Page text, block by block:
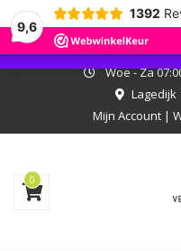
9,6
1392
Woe - Za
Lagedijk
Mijn Account|
0
I.v.m. met onze zomerstop
bakkerij is wel open, kom